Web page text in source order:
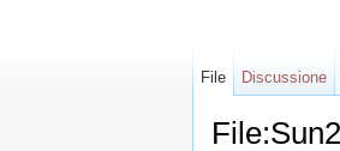
File Discussione